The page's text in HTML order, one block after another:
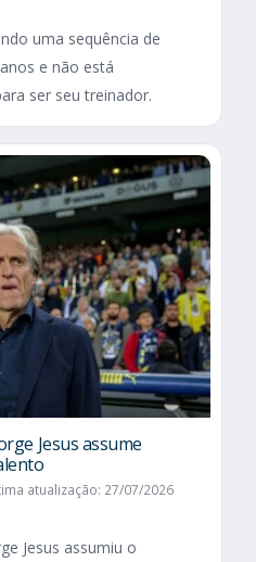
uma sequência de
e não está
ser seu treinador.
Jesus assume
atualização: 27/07/2026
Jesus assumiu o